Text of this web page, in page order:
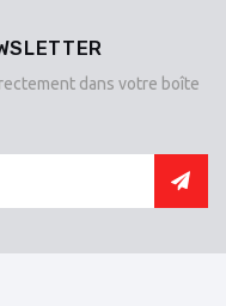
dans votre boîte